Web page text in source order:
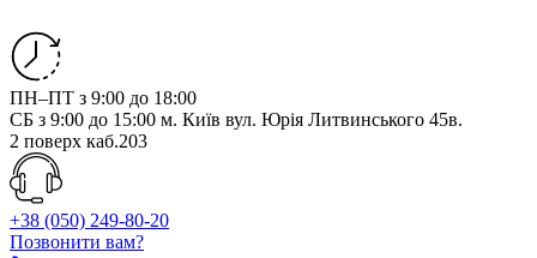
ПН–ПТ з 9:00 до 18:00
СБ з 9:00 до 15:00 м. Київ вул. Юрія Литвинського 45в.
2 поверх каб.203
+38 (050) 249-80-20
Позвонити вам?